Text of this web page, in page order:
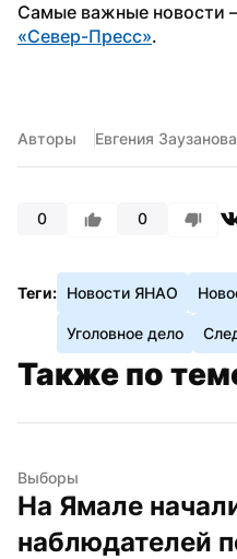
«Север-Пресс».
Авторы Евгения Заузанова
0 0
Теги: Новости ЯНАО
Уголовное дело
Также по
Выборы
На Ямале
наблюдателей